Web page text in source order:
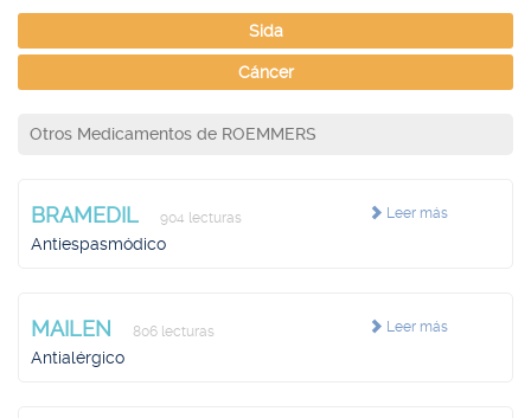
Sida
Cáncer
Otros Medicamentos de ROEMMERS
Leer más
BRAMEDIL 904 lecturas
Antiespasmódico
Leer más
MAILEN 806 lecturas
Antialérgico